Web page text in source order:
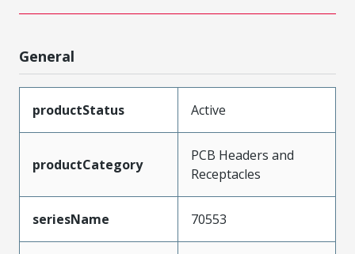
General
productStatus Active
productCategory
PCB Headers and
Receptacles
seriesName 70553